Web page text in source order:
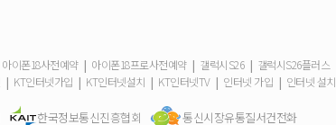
2026-02-10
아이폰18사전예약 | 아이폰18프로사전예약 | 갤럭시S26 | 갤럭시S26플러스
| KT인터넷가입 | KT인터넷설치 | KT인터넷TV | 인터넷 가입 | 인터넷 설치
한국정보통신진흥협회 통신시장유통질서건전화